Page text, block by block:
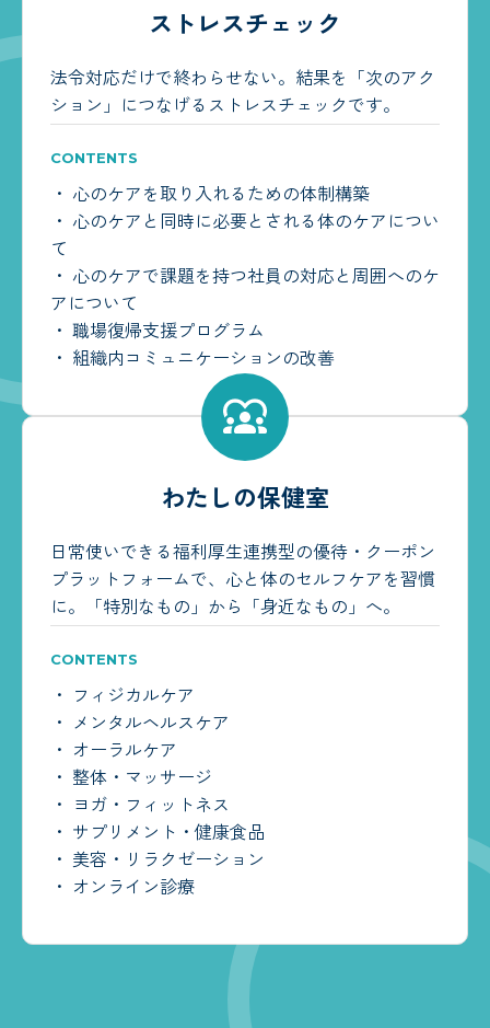
ストレスチェック
法令対応だけで終わらせない。結果を「次のアク
ション」につなげるストレスチェックです。
CONTENTS
・ 心のケアを取り入れるための体制構築
・ 心のケアと同時に必要とされる体のケアについ
て
・ 心のケアで課題を持つ社員の対応と周囲へのケ
アについて
・︎ 職場復帰支援プログラム
・︎ 組織内コミュニケーションの改善
わたしの保健室
日常使いできる福利厚生連携型の優待・クーポン
プラットフォームで、心と体のセルフケアを習慣
に。「特別なもの」から「身近なもの」へ。
CONTENTS
・︎ フィジカルケア
・︎ メンタルヘルスケア
・︎ オーラルケア
・︎ 整体・マッサージ
・︎ ヨガ・フィットネス
・︎ サプリメント・健康食品
・︎ 美容・リラクゼーション
・︎ オンライン診療